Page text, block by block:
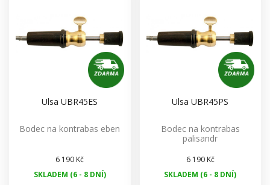
Ulsa UBR45ES
Bodec na kontrabas eben
6 190 Kč
SKLADEM (6 - 8 DNÍ)
Ulsa UBR45PS
Bodec na kontrabas
palisandr
6 190 Kč
SKLADEM (6 - 8 DNÍ)